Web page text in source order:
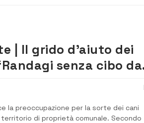
| Il grido d’aiuto dei
senza cibo da
il supporto delle
assicurare
vita dignitose”
la preoccupazione per la sorte dei cani
di proprietà comunale. Secondo